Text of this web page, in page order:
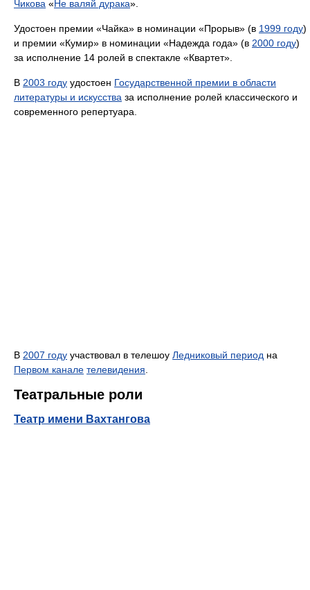
Чикова «Не валяй дурака».
Удостоен премии «Чайка» в номинации «Прорыв» (в 1999 году)
и премии «Кумир» в номинации «Надежда года» (в 2000 году)
за исполнение 14 ролей в спектакле «Квартет».
В 2003 году удостоен Государственной премии в области
литературы и искусства за исполнение ролей классического и
современного репертуара.
В 2007 году участвовал в телешоу Ледниковый период на
Первом канале телевидения.
Театральные роли
Театр имени Вахтангова